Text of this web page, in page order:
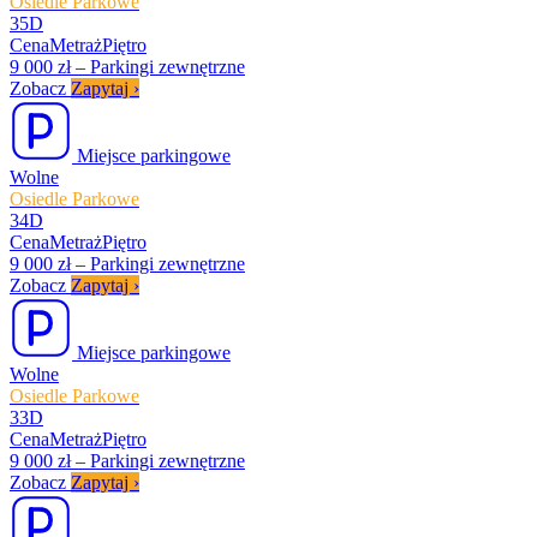
35D
CenaMetrażPiętro
9 000 zł – Parkingi zewnętrzne
Zobacz Zapytaj ›
Miejsce parkingowe
Wolne
Osiedle Parkowe
34D
CenaMetrażPiętro
9 000 zł – Parkingi zewnętrzne
Zobacz Zapytaj ›
Miejsce parkingowe
Wolne
Osiedle Parkowe
33D
CenaMetrażPiętro
9 000 zł – Parkingi zewnętrzne
Zobacz Zapytaj ›